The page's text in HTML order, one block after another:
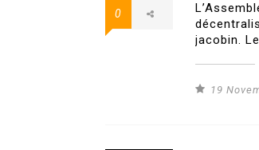
0
jacobin.
19